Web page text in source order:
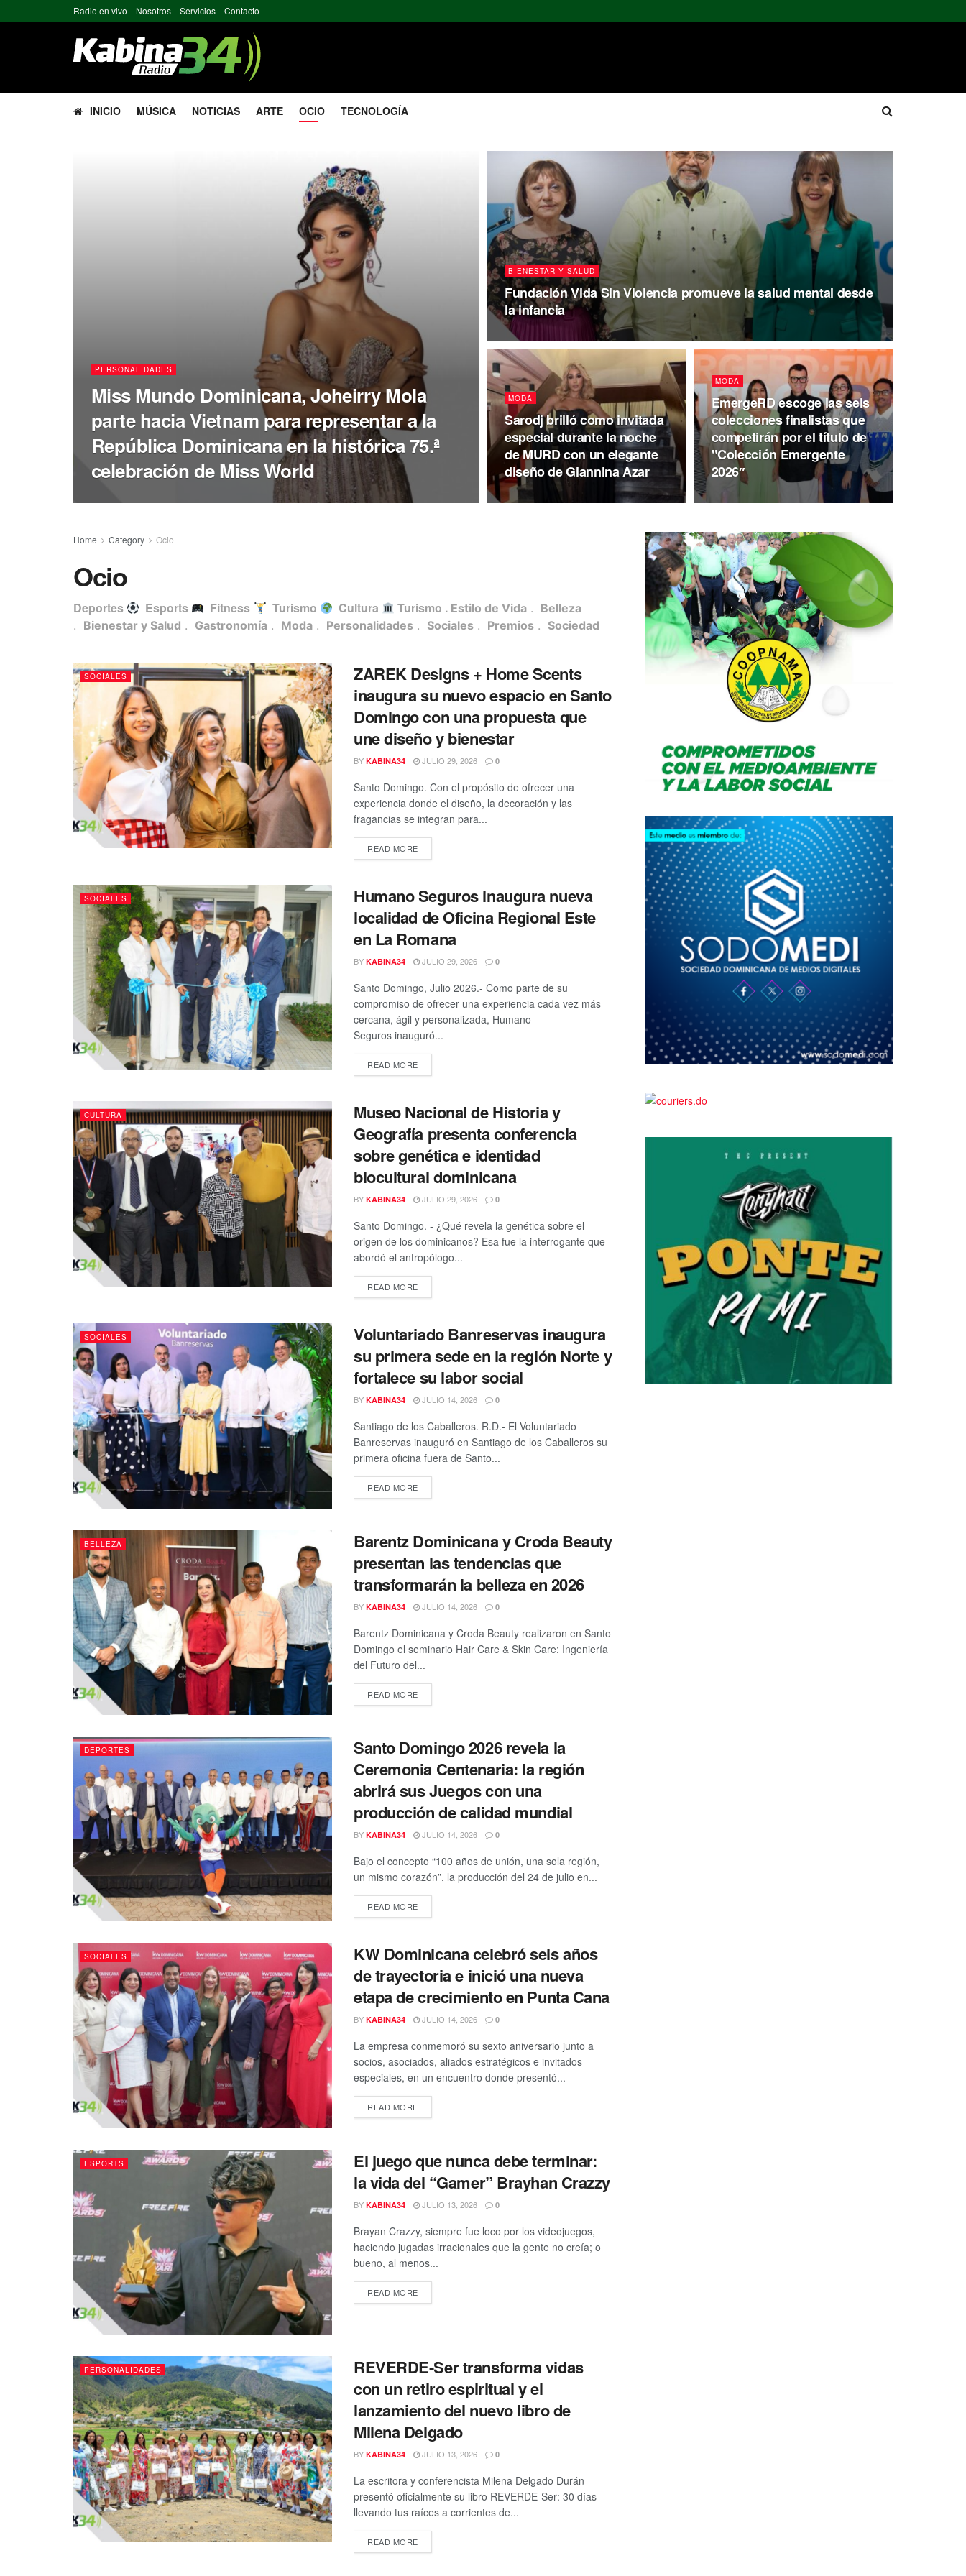
Radio en vivo Nosotros Servicios Contacto
INICIO MÚSICA NOTICIAS ARTE OCIO TECNOLOGÍA
PERSONALIDADES
Miss Mundo Dominicana, Joheirry Mola
parte hacia Vietnam para representar a la
República Dominicana en la histórica 75.ª
celebración de Miss World
BIENESTAR Y SALUD
Fundación Vida Sin Violencia promueve la salud mental desde
la infancia
MODA
Sarodj brilló como invitada
especial durante la noche
de MURD con un elegante
diseño de Giannina Azar
MODA
EmergeRD escoge las seis
colecciones finalistas que
competirán por el título de
"Colección Emergente
2026″
Home Category Ocio
Ocio
Deportes Esports Fitness Turismo Cultura Turismo . Estilo de Vida . Belleza
. Bienestar y Salud . Gastronomía . Moda . Personalidades . Sociales . Premios . Sociedad
SOCIALES
ZAREK Designs + Home Scents
inaugura su nuevo espacio en Santo
Domingo con una propuesta que
une diseño y bienestar
BY KABINA34 JULIO 29, 2026 0
Santo Domingo. Con el propósito de ofrecer una
experiencia donde el diseño, la decoración y las
fragancias se integran para...
READ MOREDETAILS
SOCIALES
Humano Seguros inaugura nueva
localidad de Oficina Regional Este
en La Romana
BY KABINA34 JULIO 29, 2026 0
Santo Domingo, Julio 2026.- Como parte de su
compromiso de ofrecer una experiencia cada vez más
cercana, ágil y personalizada, Humano
Seguros inauguró...
READ MOREDETAILS
CULTURA
Museo Nacional de Historia y
Geografía presenta conferencia
sobre genética e identidad
biocultural dominicana
BY KABINA34 JULIO 29, 2026 0
Santo Domingo. - ¿Qué revela la genética sobre el
origen de los dominicanos? Esa fue la interrogante que
abordó el antropólogo...
READ MOREDETAILS
SOCIALES
Voluntariado Banreservas inaugura
su primera sede en la región Norte y
fortalece su labor social
BY KABINA34 JULIO 14, 2026 0
Santiago de los Caballeros. R.D.- El Voluntariado
Banreservas inauguró en Santiago de los Caballeros su
primera oficina fuera de Santo...
READ MOREDETAILS
BELLEZA
Barentz Dominicana y Croda Beauty
presentan las tendencias que
transformarán la belleza en 2026
BY KABINA34 JULIO 14, 2026 0
Barentz Dominicana y Croda Beauty realizaron en Santo
Domingo el seminario Hair Care & Skin Care: Ingeniería
del Futuro del...
READ MOREDETAILS
DEPORTES
Santo Domingo 2026 revela la
Ceremonia Centenaria: la región
abrirá sus Juegos con una
producción de calidad mundial
BY KABINA34 JULIO 14, 2026 0
Bajo el concepto “100 años de unión, una sola región,
un mismo corazón”, la producción del 24 de julio en...
READ MOREDETAILS
SOCIALES
KW Dominicana celebró seis años
de trayectoria e inició una nueva
etapa de crecimiento en Punta Cana
BY KABINA34 JULIO 14, 2026 0
La empresa conmemoró su sexto aniversario junto a
socios, asociados, aliados estratégicos e invitados
especiales, en un encuentro donde presentó...
READ MOREDETAILS
ESPORTS
El juego que nunca debe terminar:
la vida del “Gamer” Brayhan Crazzy
BY KABINA34 JULIO 13, 2026 0
Brayan Crazzy, siempre fue loco por los videojuegos,
haciendo jugadas irracionales que la gente no creía; o
bueno, al menos...
READ MOREDETAILS
PERSONALIDADES
REVERDE-Ser transforma vidas
con un retiro espiritual y el
lanzamiento del nuevo libro de
Milena Delgado
BY KABINA34 JULIO 13, 2026 0
La escritora y conferencista Milena Delgado Durán
presentó oficialmente su libro REVERDE-Ser: 30 días
llevando tus raíces a corrientes de...
READ MOREDETAILS